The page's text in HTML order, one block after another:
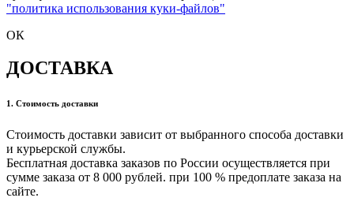
"политика использования куки-файлов"
ОК
ДОСТАВКА
1. Стоимость доставки
Стоимость доставки зависит от выбранного способа доставки
и курьерской службы.
Бесплатная доставка заказов по России осуществляется при
сумме заказа от 8 000 рублей. при 100 % предоплате заказа на
сайте.